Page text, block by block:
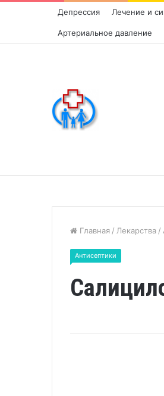
Депрессия Лечение и
Артериальное давление
Главная / Лекарства /
Антисептики